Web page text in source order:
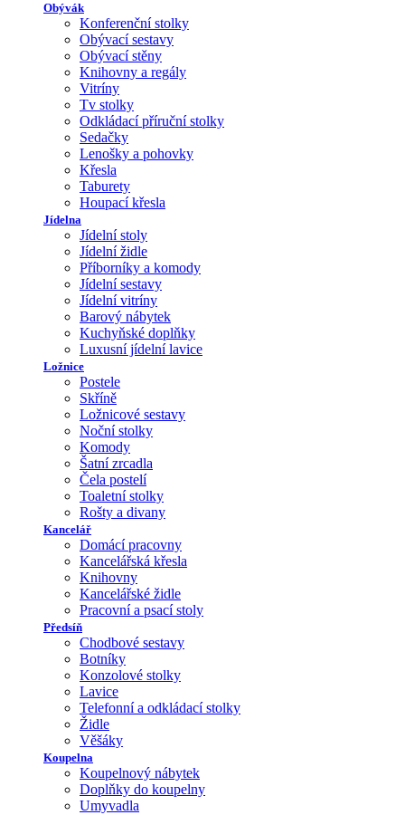
Obývák
Konferenční stolky
Obývací sestavy
Obývací stěny
Knihovny a regály
Vitríny
Tv stolky
Odkládací příruční stolky
Sedačky
Lenošky a pohovky
Křesla
Taburety
Houpací křesla
Jídelna
Jídelní stoly
Jídelní židle
Příborníky a komody
Jídelní sestavy
Jídelní vitríny
Barový nábytek
Kuchyňské doplňky
Luxusní jídelní lavice
Ložnice
Postele
Skříně
Ložnicové sestavy
Noční stolky
Komody
Šatní zrcadla
Čela postelí
Toaletní stolky
Rošty a divany
Kancelář
Domácí pracovny
Kancelářská křesla
Knihovny
Kancelářské židle
Pracovní a psací stoly
Předsíň
Chodbové sestavy
Botníky
Konzolové stolky
Lavice
Telefonní a odkládací stolky
Židle
Věšáky
Koupelna
Koupelnový nábytek
Doplňky do koupelny
Umyvadla